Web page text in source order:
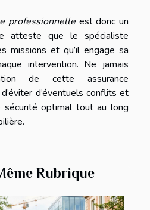
professionnelle est donc un
atteste que le spécialiste
missions et qu’il engage sa
intervention. Ne jamais
de cette assurance
d’éventuels conflits et
sécurité optimal tout au long
Rubrique